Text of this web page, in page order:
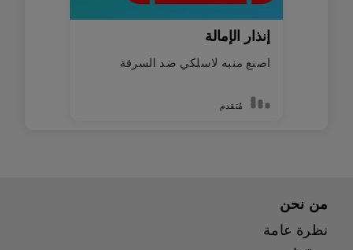
إنذار الإمالة
اصنع منبه لاسلكي ضد السرقة
مُتقدم
من نحن
نظرة عامة